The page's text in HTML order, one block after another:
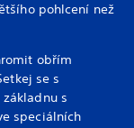
pohlcení než
obřím
se s
s
speciálních